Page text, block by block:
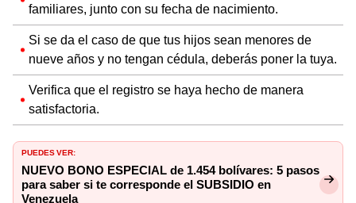
familiares, junto con su fecha de nacimiento.
Si se da el caso de que tus hijos sean menores de
nueve años y no tengan cédula, deberás poner la tuya.
Verifica que el registro se haya hecho de manera
satisfactoria.
PUEDES VER:
NUEVO BONO ESPECIAL de 1.454 bolívares: 5 pasos
para saber si te corresponde el SUBSIDIO en
Venezuela